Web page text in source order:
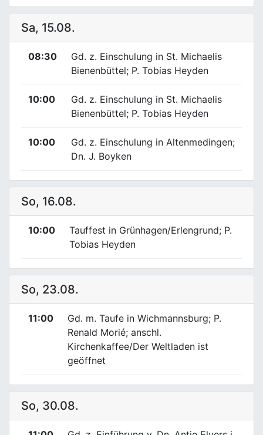
Sa, 15.08.
08:30
Gd. z. Einschulung in St. Michaelis
Bienenbüttel; P. Tobias Heyden
10:00
Gd. z. Einschulung in St. Michaelis
Bienenbüttel; P. Tobias Heyden
10:00
Gd. z. Einschulung in Altenmedingen;
Dn. J. Boyken
So, 16.08.
10:00
Tauffest in Grünhagen/Erlengrund; P.
Tobias Heyden
So, 23.08.
11:00
Gd. m. Taufe in Wichmannsburg; P.
Renald Morié; anschl.
Kirchenkaffee/Der Weltladen ist
geöffnet
So, 30.08.